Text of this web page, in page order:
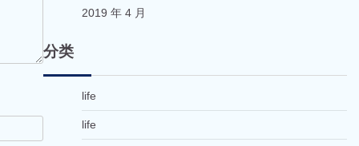
2019 年 4 月
分类
life
life